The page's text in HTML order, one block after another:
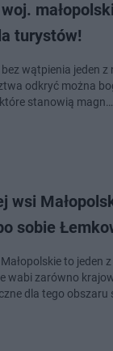
turystów!
wątpienia jeden
odkryć można
stanowią magn…
wsi
sobie
to jeden
wabi zarówno
dla tego obszaru